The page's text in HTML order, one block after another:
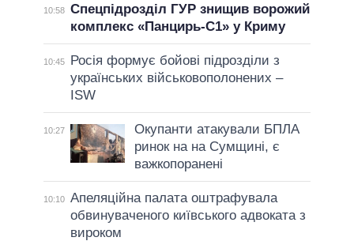
10:58 Спецпідрозділ ГУР знищив ворожий
комплекс «Панцирь-С1» у Криму
10:45
Росія формує бойові підрозділи з
українських військовополонених –
ISW
10:27
Окупанти атакували БПЛА
ринок на на Сумщині, є
важкопоранені
10:10 Апеляційна палата оштрафувала
обвинуваченого київського адвоката з
вироком